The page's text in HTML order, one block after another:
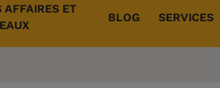
AFFAIRES ET
BLOG SERVICES